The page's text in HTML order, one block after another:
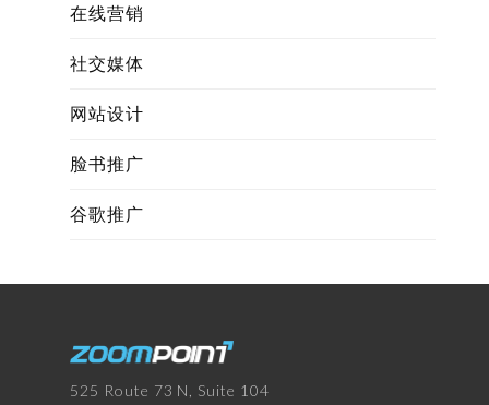
在线营销
社交媒体
网站设计
脸书推广
谷歌推广
525 Route 73 N, Suite 104